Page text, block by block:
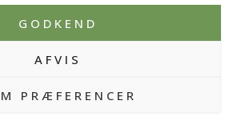
GODKEND
AFVIS
PRÆFERENCER
| Leveret af